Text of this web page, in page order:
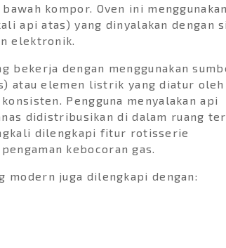
kompor. Oven ini menggunakan
api atas) yang dinyalakan dengan
elektronik.
bekerja dengan menggunakan
atau elemen listrik yang diatur oleh
Pengguna menyalakan api
didistribusikan di dalam ruang
dilengkapi fitur rotisserie
kebocoran gas.
modern juga dilengkapi dengan: